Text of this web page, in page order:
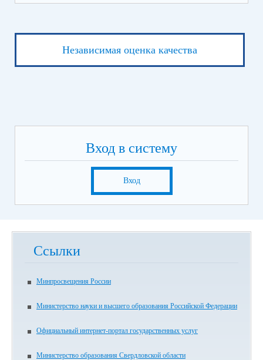
Независимая оценка качества
Вход в систему
Вход
Ссылки
Минпросвещения России
Министерство науки и высшего образования Российской Федерации
Официальный интернет-портал государственных услуг
Министерство образования Свердловской области